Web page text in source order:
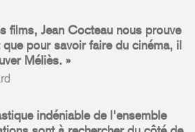
films, Jean Cocteau nous prouve
que pour savoir faire du cinéma, il
Méliès.
indéniable de l'ensemble